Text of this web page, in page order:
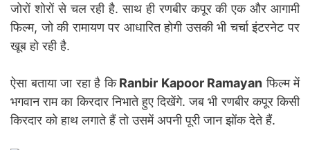
जोरों शोरों से चल रही है. साथ ही रणबीर कपूर की एक और आगामी
फिल्म, जो की रामायण पर आधारित होगी उसकी भी चर्चा इंटरनेट पर
खूब हो रही है.
ऐसा बताया जा रहा है किRanbir Kapoor Ramayan फिल्म में
भगवान राम का किरदार निभाते हुए दिखेंगे. जब भी रणबीर कपूर किसी
किरदार को हाथ लगाते हैं तो उसमें अपनी पूरी जान झोंक देते हैं.